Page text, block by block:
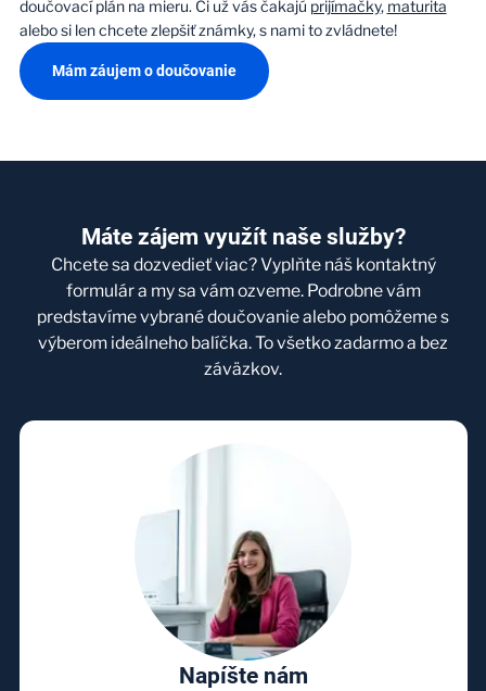
doučovací plán na mieru. Či už vás čakajú prijímačky, maturita
alebo si len chcete zlepšiť známky, s nami to zvládnete!
Mám záujem o doučovanie
Máte zájem využít naše služby?
Chcete sa dozvedieť viac? Vyplňte náš kontaktný
formulár a my sa vám ozveme. Podrobne vám
predstavíme vybrané doučovanie alebo pomôžeme s
výberom ideálneho balíčka. To všetko zadarmo a bez
záväzkov.
Napíšte nám